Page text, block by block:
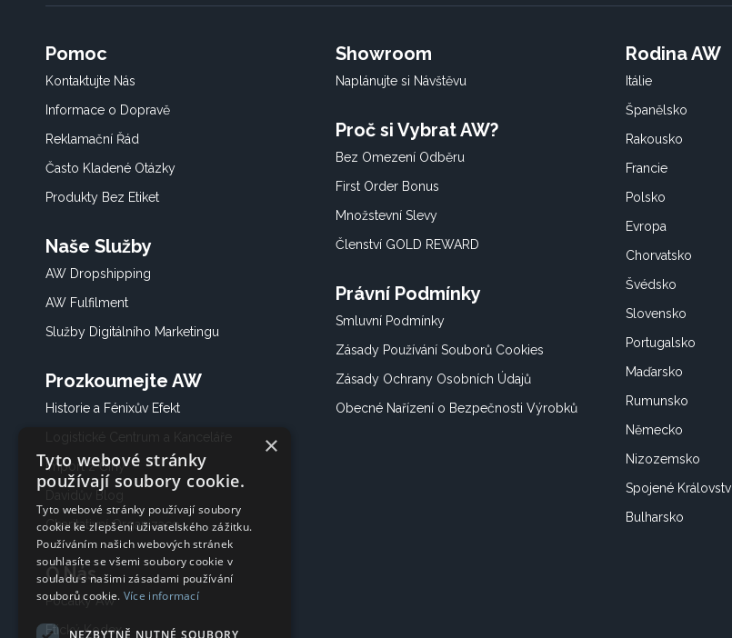
Pomoc
Kontaktujte Nás
Informace o Dopravě
Reklamační Řád
Často Kladené Otázky
Produkty Bez Etiket
Naše Služby
AW Dropshipping
AW Fulfilment
Služby Digitálního Marketingu
Prozkoumejte AW
Historie a Fénixův Efekt
Import z Číny
Davidův Blog
Charitativní Organizace
O Nás
Počátky AW
Etický Kodex
Showroom
Naplánujte si Návštěvu
Proč si Vybrat AW?
Bez Omezení Odběru
First Order Bonus
Množstevní Slevy
Členství GOLD REWARD
Právní Podmínky
Smluvní Podmínky
Zásady Používání Souborů Cookies
Zásady Ochrany Osobních Údajů
Obecné Nařízení o Bezpečnosti Výrobků
Rodina AW
Itálie
Španělsko
Rakousko
Francie
Polsko
Evropa
Chorvatsko
Švédsko
Slovensko
Portugalsko
Maďarsko
Rumunsko
Německo
Nizozemsko
Spojené
Bulharsko
×
Tyto webové stránky
používají soubory cookie.
Tyto webové stránky používají soubory
cookie ke zlepšení uživatelského zážitku.
Používáním našich webových stránek
souhlasíte se všemi soubory cookie v
souladu s našimi zásadami používání
souborů cookie. Více informací
NEZBYTNĚ NUTNÉ SOUBORY